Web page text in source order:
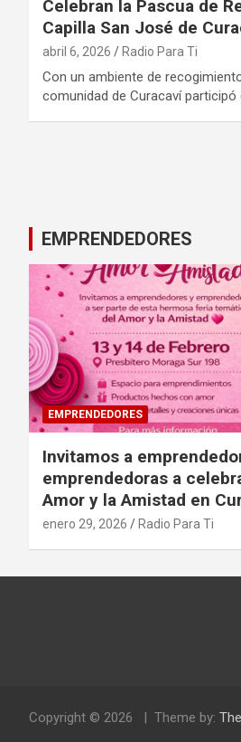
Celebran la Pascua de
Capilla San José de
abril 6, 2026 Radio Para Ti
Con un ambiente de
comunidad de Curacaví
EMPRENDEDORES
EMPRENDEDORES
Invitamos a
emprendedoras a
Amor y la Amistad en
enero 29, 2026 Radio Para Ti
Copyright © 2026 Theme by: